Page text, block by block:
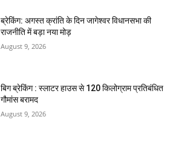
ब्रेकिंग: अगस्त क्रांति के दिन जागेश्वर विधानसभा की
राजनीति में बड़ा नया मोड़
August 9, 2026
बिग ब्रेकिंग : स्लाटर हाउस से 120 किलोग्राम प्रतिबंधित
गौमांस बरामद
August 9, 2026